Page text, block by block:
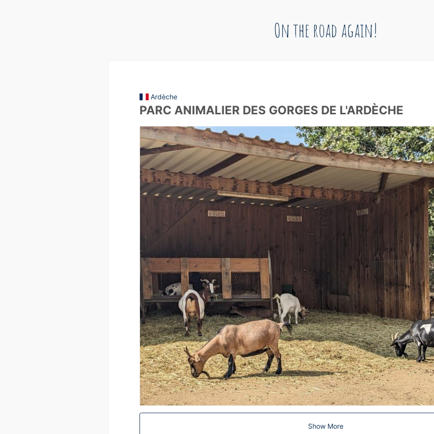
On the road again!
Ardèche
PARC ANIMALIER DES GORGES DE L'ARDÈCHE
Show More